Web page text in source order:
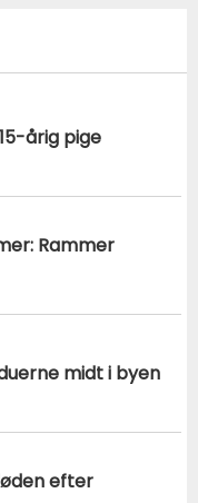
årig pige
Rammer
midt i byen
efter